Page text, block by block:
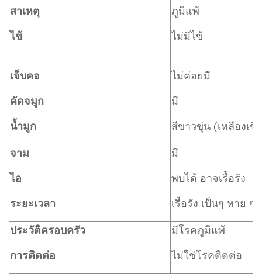
สาเหตุ
ไข้
ภูมิแพ้
ไม่มีไข้
เจ็บคอ
คัดจมูก
น้ำมูก
ไม่ค่อยมี
มี
สีขาวขุ่น (เหลืองเ
จาม
ไอ
ระยะเวลา
มี
พบได้ อาจเรื้อรัง
เรื้อรัง เป็นๆ หาย ๆ
ประวัติครอบครัว
การติดต่อ
มีโรคภูมิแพ้
ไม่ใช่โรคติดต่อ